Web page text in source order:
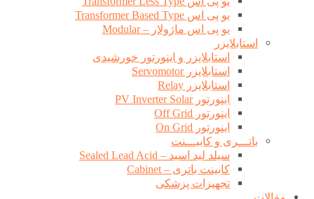
یو پی اس Transformer Based Type
یو پی اس ماژولار – Modular
استابلایزر
استابلایزر و اینورتور خورشیدی
استابلایزر Servomotor
استابلایزر Relay
اینورتور PV Inverter Solar
اینورتور Off Grid
اینورتور On Grid
باتـــری و کابیـــنت
سیلد لید اسید – Sealed Lead Acid
کابینت باتری – Cabinet
تجهیزات پزشکی